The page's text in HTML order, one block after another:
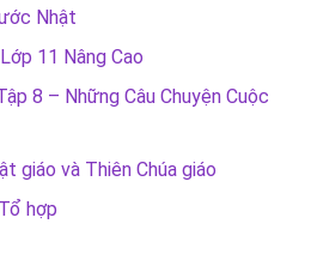
Nhật
11 Nâng Cao
8 – Những Câu Chuyện Cuộc
giáo và Thiên Chúa giáo
hợp